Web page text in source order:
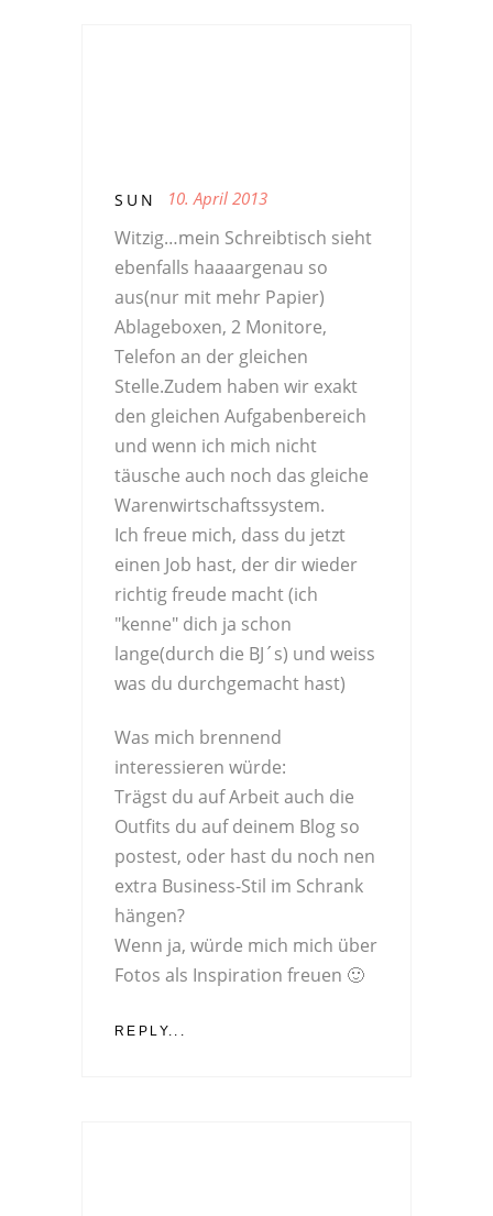
SUN 10. April 2013
Witzig…mein Schreibtisch sieht
ebenfalls haaaargenau so
aus(nur mit mehr Papier)
Ablageboxen, 2 Monitore,
Telefon an der gleichen
Stelle.Zudem haben wir exakt
den gleichen Aufgabenbereich
und wenn ich mich nicht
täusche auch noch das gleiche
Warenwirtschaftssystem.
Ich freue mich, dass du jetzt
einen Job hast, der dir wieder
richtig freude macht (ich
"kenne" dich ja schon
lange(durch die BJ´s) und weiss
was du durchgemacht hast)
Was mich brennend
interessieren würde:
Trägst du auf Arbeit auch die
Outfits du auf deinem Blog so
postest, oder hast du noch nen
extra Business-Stil im Schrank
hängen?
Wenn ja, würde mich mich über
Fotos als Inspiration freuen 🙂
REPLY...